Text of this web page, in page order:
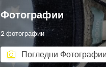
Фотографии
2 фотографии
Погледни Фотографии